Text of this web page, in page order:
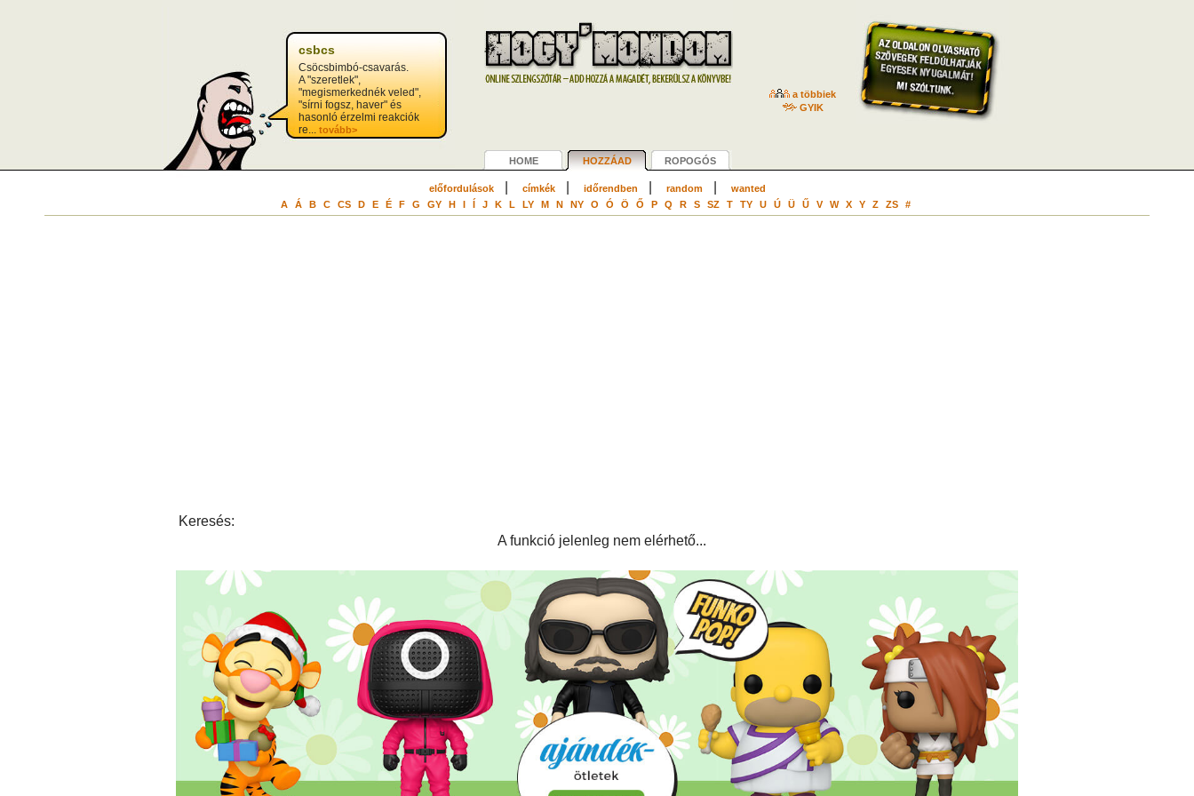
csbcs
Csöcsbimbó-csavarás.
A "szeretlek",
"megismerkednék veled",
"sírni fogsz, haver" és
hasonló érzelmi reakciók
re... tovább>
a többiek
GYIK
HOME HOZZÁAD ROPOGÓS
előfordulások| címkék| időrendben random|
wanted
A
Á B C CS D E É F G GY H I Í J K L LY M N NY O Ó Ö Ő P Q R S SZ T TY U Ú Ü Ű V W X Y Z ZS #
Keresés:
A funkció jelenleg nem elérhető...